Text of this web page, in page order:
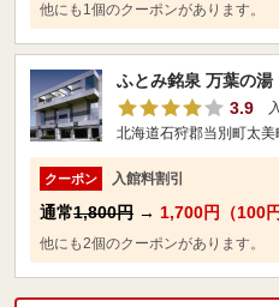
他にも1個のクーポンがあります。
ふとみ銘泉 万葉の湯
3.9
北海道石狩郡当別町太
クーポン 入館料割引
通常1,800円 → 1,700円（100
他にも2個のクーポンがあります。